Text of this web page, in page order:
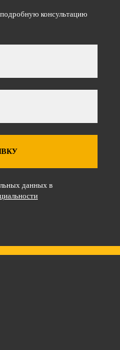
консультацию
данных в